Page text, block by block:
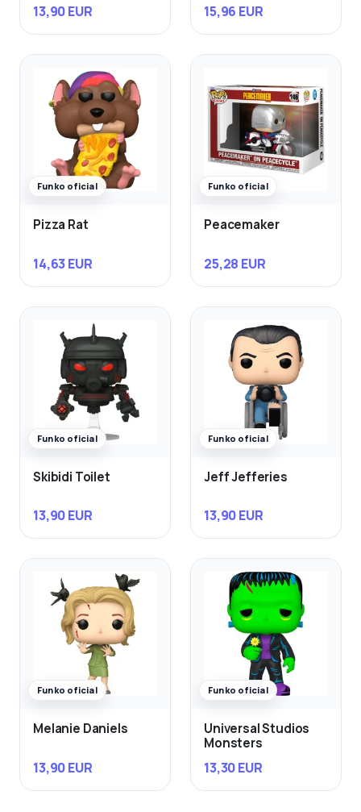
13,90 EUR 15,96 EUR
Funko oficial
Pizza Rat
14,63 EUR
Funko oficial
Peacemaker
25,28 EUR
Funko oficial
Skibidi Toilet
13,90 EUR
Funko oficial
Jeff Jefferies
13,90 EUR
Funko oficial
Melanie Daniels
13,90 EUR
Funko oficial
Universal Studios
Monsters
13,30 EUR